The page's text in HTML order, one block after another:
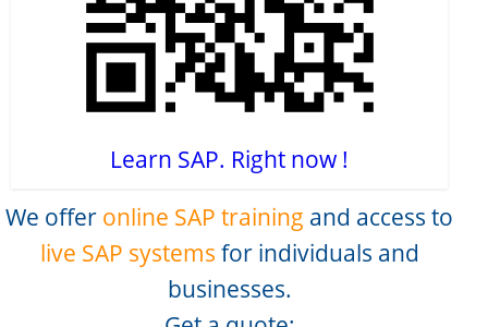
Learn SAP. Right now !
We offer online SAP training and access to
live SAP systems for individuals and
businesses.